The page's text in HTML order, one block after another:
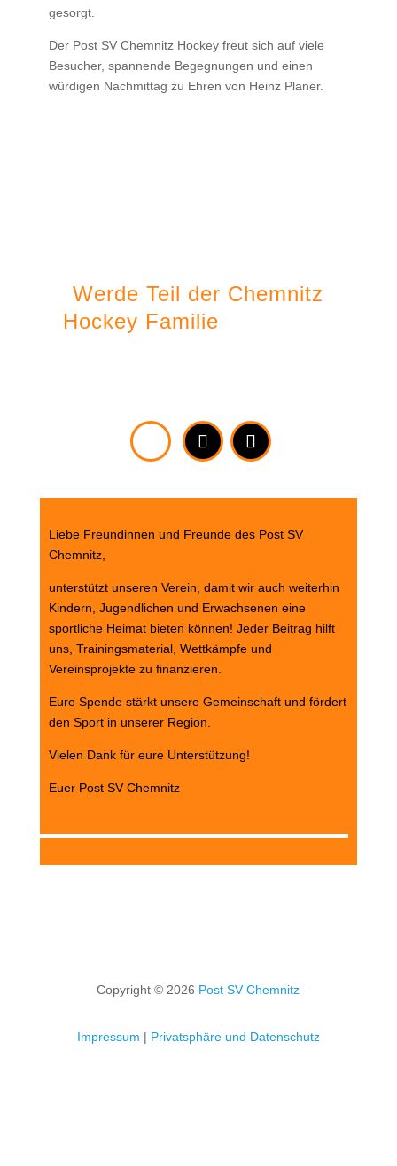
gesorgt.
Der Post SV Chemnitz Hockey freut sich auf viele
Besucher, spannende Begegnungen und einen
würdigen Nachmittag zu Ehren von Heinz Planer.
Werde Teil der Chemnitz
Hockey Familie
Liebe Freundinnen und Freunde des Post SV
Chemnitz,
unterstützt unseren Verein, damit wir auch weiterhin
Kindern, Jugendlichen und Erwachsenen eine
sportliche Heimat bieten können! Jeder Beitrag hilft
uns, Trainingsmaterial, Wettkämpfe und
Vereinsprojekte zu finanzieren.
Eure Spende stärkt unsere Gemeinschaft und fördert
den Sport in unserer Region.
Vielen Dank für eure Unterstützung!
Euer Post SV Chemnitz
Copyright © 2026 Post SV Chemnitz
Impressum | Privatsphäre und Datenschutz